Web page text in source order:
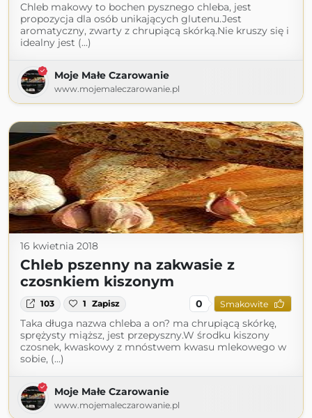
Chleb makowy to bochen pysznego chleba, jest
propozycja dla osób unikających glutenu.Jest
aromatyczny, zwarty z chrupiącą skórką.Nie kruszy się i
idealny jest (...)
Moje Małe Czarowanie
www.mojemaleczarowanie.pl
16 kwietnia 2018
Chleb pszenny na zakwasie z
czosnkiem kiszonym
103 1 Zapisz 0 Smakowite
Taka długa nazwa chleba a on? ma chrupiącą skórkę,
sprężysty miąższ, jest przepyszny.W środku kiszony
czosnek, kwaskowy z mnóstwem kwasu mlekowego w
sobie, (...)
Moje Małe Czarowanie
www.mojemaleczarowanie.pl